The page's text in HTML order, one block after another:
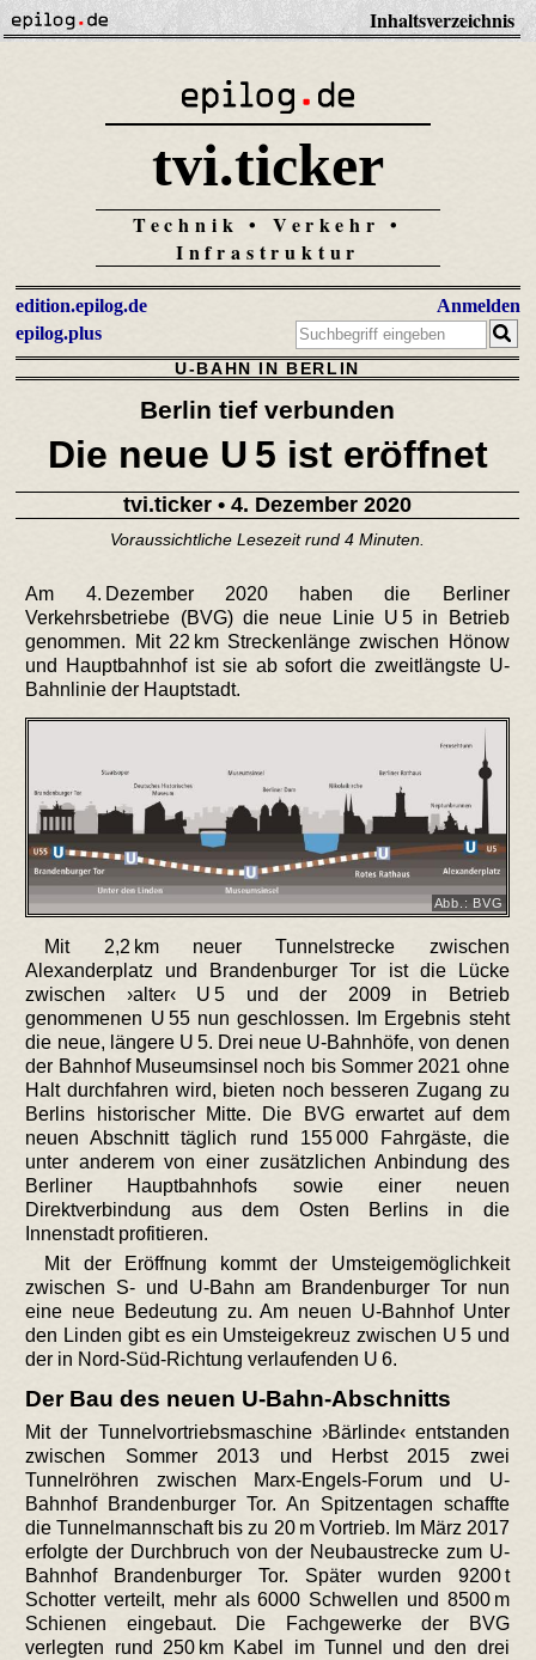
Inhaltsverzeichnis
tvi.ticker
Technik • Verkehr •
Infrastruktur
edition.epilog.de
epilog.plus
Anmelden
U-BAHN IN BERLIN
Berlin tief verbunden
Die neue U 5 ist eröffnet
tvi.ticker • 4. Dezember 2020
Voraussichtliche Lesezeit rund 4 Minuten.
Am 4. Dezember 2020 haben die Berliner
Verkehrsbetriebe (BVG) die neue Linie U 5 in Betrieb
genommen. Mit 22 km Streckenlänge zwischen Hönow
und Hauptbahnhof ist sie ab sofort die zweitlängste U-
Bahnlinie der Hauptstadt.
Abb.: BVG
Mit 2,2 km neuer Tunnelstrecke zwischen
Alexanderplatz und Brandenburger Tor ist die Lücke
zwischen ›alter‹ U 5 und der 2009 in Betrieb
genommenen U 55 nun geschlossen. Im Ergebnis steht
die neue, längere U 5. Drei neue U-Bahnhöfe, von denen
der Bahnhof Museumsinsel noch bis Sommer 2021 ohne
Halt durchfahren wird, bieten noch besseren Zugang zu
Berlins historischer Mitte. Die BVG erwartet auf dem
neuen Abschnitt täglich rund 155 000 Fahrgäste, die
unter anderem von einer zusätzlichen Anbindung des
Berliner Hauptbahnhofs sowie einer neuen
Direktverbindung aus dem Osten Berlins in die
Innenstadt profitieren.
Mit der Eröffnung kommt der Umsteigemöglichkeit
zwischen S- und U-Bahn am Brandenburger Tor nun
eine neue Bedeutung zu. Am neuen U-Bahnhof Unter
den Linden gibt es ein Umsteigekreuz zwischen U 5 und
der in Nord-Süd-Richtung verlaufenden U 6.
Der Bau des neuen U-Bahn-Abschnitts
Mit der Tunnelvortriebsmaschine ›Bärlinde‹ entstanden
zwischen Sommer 2013 und Herbst 2015 zwei
Tunnelröhren zwischen Marx-Engels-Forum und U-
Bahnhof Brandenburger Tor. An Spitzentagen schaffte
die Tunnelmannschaft bis zu 20 m Vortrieb. Im März 2017
erfolgte der Durchbruch von der Neubaustrecke zum U-
Bahnhof Brandenburger Tor. Später wurden 9200 t
Schotter verteilt, mehr als 6000 Schwellen und 8500 m
Schienen eingebaut. Die Fachgewerke der BVG
verlegten rund 250 km Kabel im Tunnel und den drei